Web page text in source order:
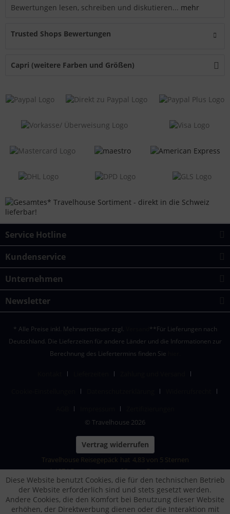
Bewertungen lesen, schreiben und diskutieren... mehr
Trusted Shops Bewertungen
Capri (weitere Farben und Größen)
Service Hotline
Kundenservice
Unternehmen
Newsletter
* Alle Preise inkl. Mehrwertsteuer zzgl.
**Für Lieferungen nach
Deutschland. Die Lieferzeiten für andere Länder und die Informationen zur
Berechnung des Liefertermins finden Sie
© Travelhouse 2026
Vertrag widerrufen
Travelhouse Reisegepäck hat 4,83 von 5 Sternen
|1874Bewertungen auf ProvenExpert.com
Diese Website benutzt Cookies, die für den technischen Betrieb
der Website erforderlich sind und stets gesetzt werden.
Andere Cookies, die den Komfort bei Benutzung dieser Website
erhöhen, der Direktwerbung dienen oder die Interaktion mit